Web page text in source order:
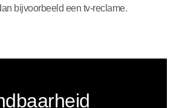
bijvoorbeeld een tv-reclame.